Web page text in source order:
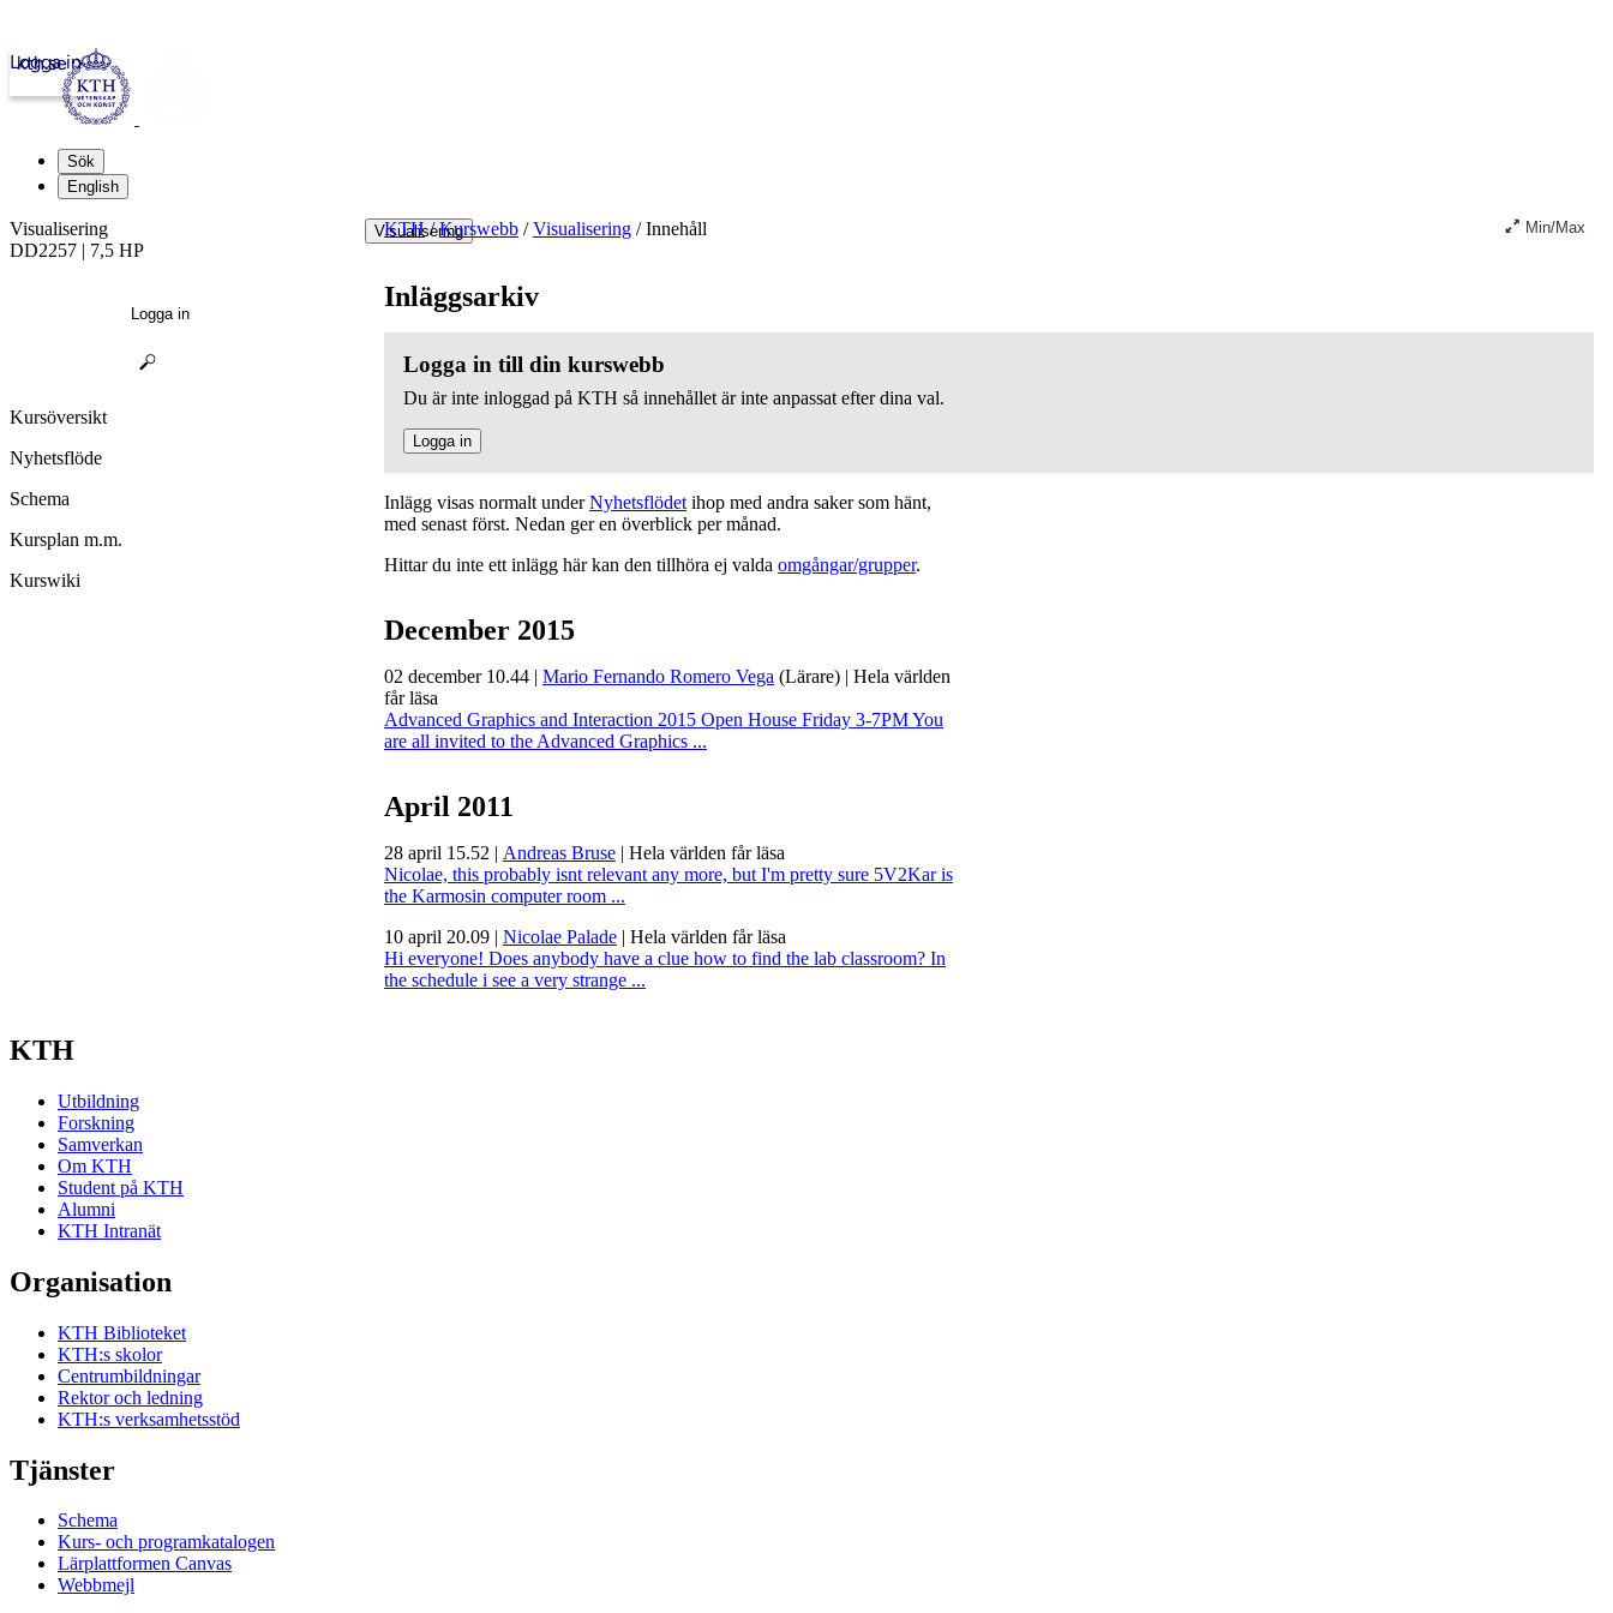
kth.se
Logga in
Sök
English
Visualisering
KTH / Kurswebb / Visualisering /Innehåll Min/Max
Inläggsarkiv
Logga in till din kurswebb
Du är inte inloggad på KTH så innehållet är inte anpassat efter dina val.
Logga in
Inlägg visas normalt underNyhetsflödet ihop med andra saker som hänt,
med senast först. Nedan ger en överblick per månad.
Hittar du inte ett inlägg här kan den tillhöra ej valda omgångar/grupper.
December 2015
02 december 10.44 | Mario Fernando Romero Vega (Lärare) | Hela världen
får läsa
Advanced Graphics and Interaction 2015 Open House Friday 3-7PM You
are all invited to the Advanced Graphics ...
April 2011
28 april 15.52 | Andreas Bruse | Hela världen får läsa
Nicolae, this probably isnt relevant any more, but I'm pretty sure 5V2Kar is
the Karmosin computer room ...
10 april 20.09 | Nicolae Palade | Hela världen får läsa
Hi everyone! Does anybody have a clue how to find the lab classroom? In
the schedule i see a very strange ...
Visualisering
DD2257 | 7,5 HP
Logga in
Kursöversikt
Nyhetsflöde
Schema
Kursplan m.m.
Kurswiki
KTH
Utbildning
Forskning
Samverkan
Om KTH
Student på KTH
Alumni
KTH Intranät
Organisation
KTH Biblioteket
KTH:s skolor
Centrumbildningar
Rektor och ledning
KTH:s verksamhetsstöd
Tjänster
Schema
Kurs- och programkatalogen
Lärplattformen Canvas
Webbmejl